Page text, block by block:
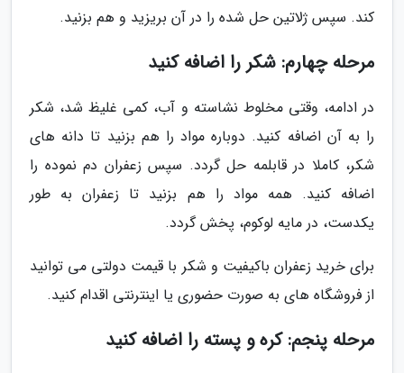
کند. سپس ژلاتین حل شده را در آن بریزید و هم بزنید.
مرحله چهارم: شکر را اضافه کنید
در ادامه، وقتی مخلوط نشاسته و آب، کمی غلیظ شد، شکر
را به آن اضافه کنید. دوباره مواد را هم بزنید تا دانه های
شکر، کاملا در قابلمه حل گردد. سپس زعفران دم نموده را
اضافه کنید. همه مواد را هم بزنید تا زعفران به طور
یکدست، در مایه لوکوم، پخش گردد.
برای خرید زعفران باکیفیت و شکر با قیمت دولتی می توانید
از فروشگاه های به صورت حضوری یا اینترنتی اقدام کنید.
مرحله پنجم: کره و پسته را اضافه کنید